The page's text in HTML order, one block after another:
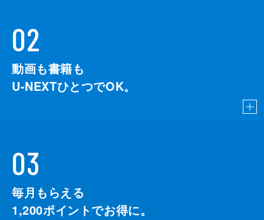
02
動画も書籍も
U-NEXTひとつでOK。
03
毎月もらえる
1,200ポイントでお得に。